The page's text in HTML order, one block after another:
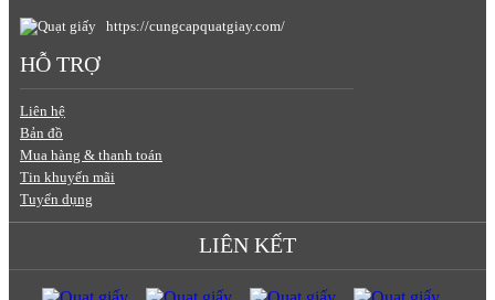
https://cungcapquatgiay.com/
HỖ TRỢ
Liên hệ
Bản đồ
Mua hàng & thanh toán
Tin khuyến mãi
Tuyển dụng
LIÊN KẾT